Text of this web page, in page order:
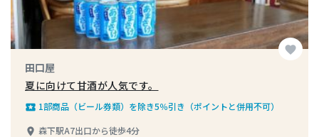
favorite
田口屋
夏に向けて甘酒が人気です。
local_play 1部商品（ビール券類）を除き5％引き（ポイントと併用不可）
place 森下駅A7出口から徒歩4分